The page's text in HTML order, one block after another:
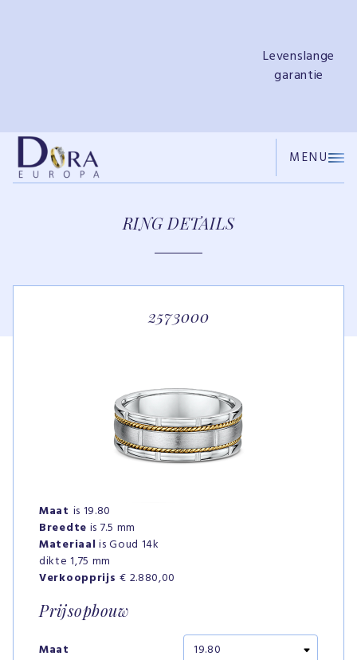
Gratis
ringendoosje
MENU
RING DETAILS
2573000
Maat is 19.80
Breedte is 7.5 mm
Materiaalis Goud 14k
dikte 1,75 mm
Verkoopprijs€ 2.880,00
Prijsopbouw
Maat